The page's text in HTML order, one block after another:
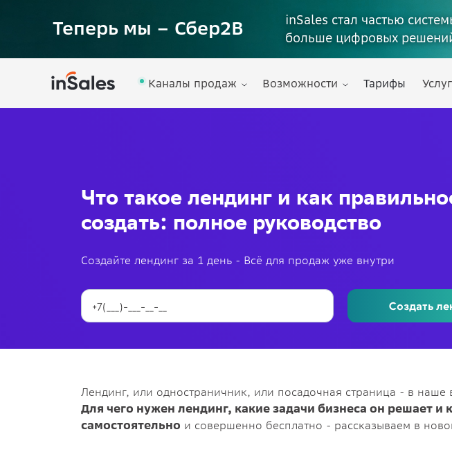
Теперь мы – Сбер2B
inSales стал частью
больше цифровых
Каналы продаж Возможности Тарифы
Что такое лендинг и как
создать: полное руководство
Создайте лендинг за 1 день - Всё для продаж уже внутри
Создать
Лендинг, или одностраничник, или посадочная страница - в наше
Для чего нужен лендинг, какие задачи бизнеса он решает и
самостоятельно и совершенно бесплатно - рассказываем в